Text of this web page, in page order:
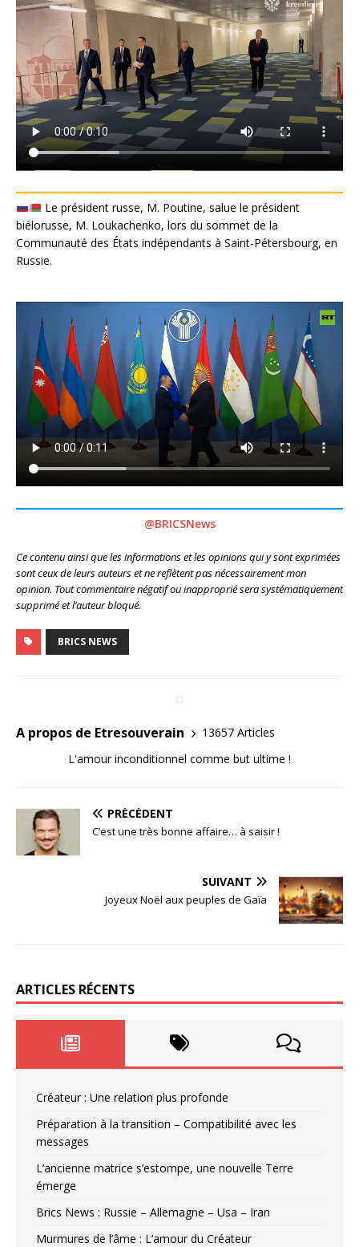
Le président russe, M. Poutine, salue le président
biélorusse, M. Loukachenko, lors du sommet de la
Communauté des États indépendants à Saint-Pétersbourg, en
Russie.
@BRICSNews
Ce contenu ainsi que les informations et les opinions qui y sont exprimées
sont ceux de leurs auteurs et ne reflètent pas nécessairement mon
opinion. Tout commentaire négatif ou inapproprié sera systématiquement
supprimé et l’auteur bloqué.
BRICS NEWS
A propos de Etresouverain
13657 Articles
L'amour inconditionnel comme but ultime !
PRÉCÉDENT
C’est une très bonne affaire… à saisir !
SUIVANT
Joyeux Noël aux peuples de Gaïa
ARTICLES RÉCENTS
Créateur : Une relation plus profonde
Préparation à la transition – Compatibilité avec les
messages
L’ancienne matrice s’estompe, une nouvelle Terre
émerge
Brics News : Russie – Allemagne – Usa – Iran
Murmures de l’âme : L’amour du Créateur